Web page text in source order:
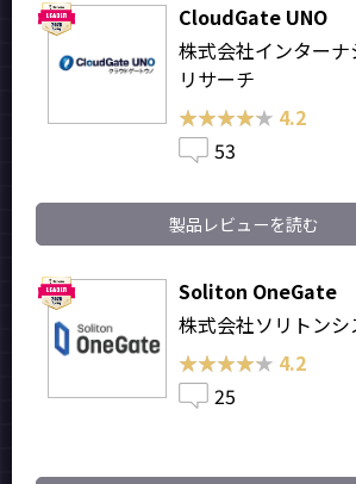
CloudGate UNO
株式会社インター
リサーチ
★★★★★
★★★★★ 4.2
53
製品レビューを読む
Soliton OneGate
株式会社ソリトンシ
★★★★★
★★★★★ 4.2
25